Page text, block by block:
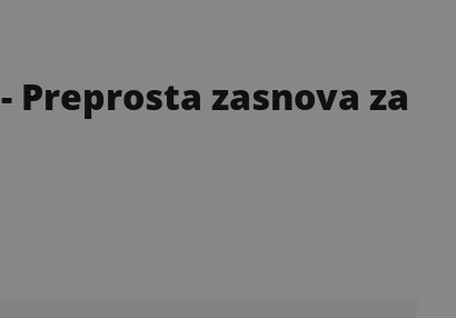
- Preprosta zasnova za